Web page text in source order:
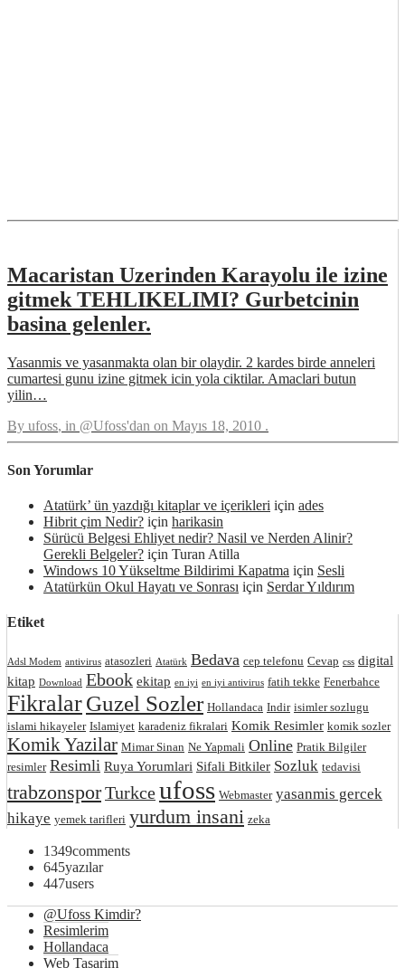
Macaristan Uzerinden Karayolu ile izine
gitmek TEHLIKELIMI? Gurbetcinin
basina gelenler.
Yasanmis ve yasanmakta olan bir olaydir. 2 kardes birde anneleri
cumartesi gunu izine gitmek icin yola ciktilar. Amaclari butun
yilin…
By ufoss, in @Ufoss'dan on Mayıs 18, 2010 .
Son Yorumlar
Atatürk’ ün yazdığı kitaplar ve içerikleri için ades
Hibrit çim Nedir? için harikasin
Sürücü Belgesi Ehliyet nedir? Nasil ve Nerden Alinir?
Gerekli Belgeler? için Turan Atilla
Windows 10 Yükseltme Bildirimi Kapatma için Sesli
Atatürkün Okul Hayatı ve Sonrası için Serdar Yıldırım
Etiket
Adsl Modem antivirus atasozleri Atatürk Bedava cep telefonu Cevap css digital
kitap Download Ebook ekitap en iyi en iyi antivirus fatih tekke Fenerbahce
FikralarGuzel Sozler Hollandaca Indir isimler sozlugu
islami hikayeler Islamiyet karadeniz fikralari Komik Resimler komik sozler
Komik Yazilar Mimar Sinan Ne Yapmali Online Pratik Bilgiler
resimler Resimli Ruya Yorumlari Sifali Bitkiler Sozluk tedavisi
trabzonsporTurkceufoss Webmaster yasanmis gercek
hikaye yemek tarifleri yurdum insani zeka
1349comments
645yazılar
447users
@Ufoss Kimdir?
Resimlerim
Hollandaca
Web Tasarim